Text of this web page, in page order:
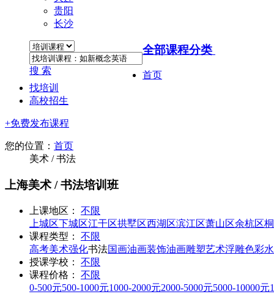
贵阳
长沙
搜 索
全部课程分类
首页
找培训
高校招生
+免费发布课程
您的位置： 首页
美术 / 书法
上海美术 / 书法培训班
上课地区：
不限
上城区下城区江干区拱墅区西湖区滨江区萧山区余杭区
课程类型：
不限
高考美术强化书法国画油画装饰油画雕塑艺术浮雕色彩
授课学校：
不限
课程价格：
不限
0-500元500-1000元1000-2000元2000-5000元5000-10000元